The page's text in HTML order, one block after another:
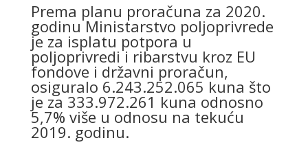
Prema planu proračuna za 2020.
godinu Ministarstvo poljoprivrede
je za isplatu potpora u
poljoprivredi i ribarstvu kroz EU
fondove i državni proračun,
osiguralo 6.243.252.065 kuna što
je za 333.972.261 kuna odnosno
5,7% više u odnosu na tekuću
2019. godinu.